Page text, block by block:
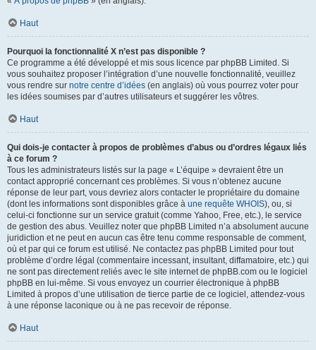
Haut
Pourquoi la fonctionnalité X n’est pas disponible ?
Ce programme a été développé et mis sous licence par phpBB Limited. Si
vous souhaitez proposer l’intégration d’une nouvelle fonctionnalité, veuillez
vous rendre sur notre centre d’idées (en anglais) où vous pourrez voter pour
les idées soumises par d’autres utilisateurs et suggérer les vôtres.
Haut
Qui dois-je contacter à propos de problèmes d’abus ou d’ordres légaux liés
à ce forum ?
Tous les administrateurs listés sur la page « L’équipe » devraient être un
contact approprié concernant ces problèmes. Si vous n’obtenez aucune
réponse de leur part, vous devriez alors contacter le propriétaire du domaine
(dont les informations sont disponibles grâce à une requête WHOIS), ou, si
celui-ci fonctionne sur un service gratuit (comme Yahoo, Free, etc.), le service
de gestion des abus. Veuillez noter que phpBB Limited n’a absolument aucune
juridiction et ne peut en aucun cas être tenu comme responsable de comment,
où et par qui ce forum est utilisé. Ne contactez pas phpBB Limited pour tout
problème d’ordre légal (commentaire incessant, insultant, diffamatoire, etc.) qui
ne sont pas directement reliés avec le site internet de phpBB.com ou le logiciel
phpBB en lui-même. Si vous envoyez un courrier électronique à phpBB
Limited à propos d’une utilisation de tierce partie de ce logiciel, attendez-vous
à une réponse laconique ou à ne pas recevoir de réponse.
Haut